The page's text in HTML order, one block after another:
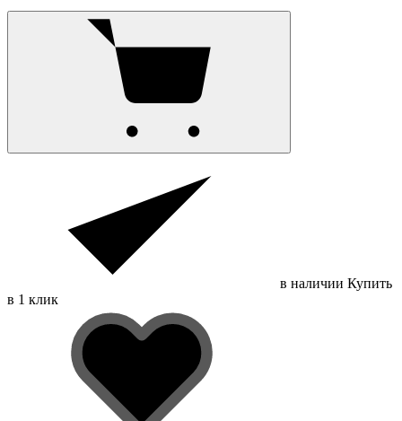
в наличии Купить
в 1 клик